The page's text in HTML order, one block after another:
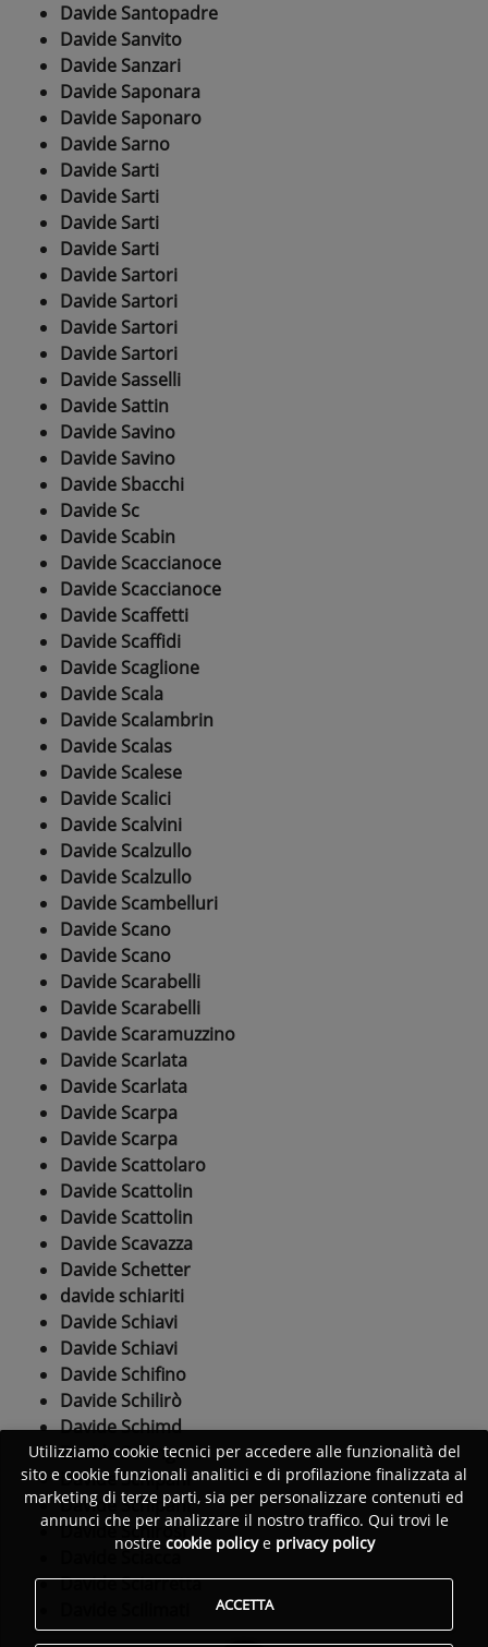
Davide Santopadre
Davide Sanvito
Davide Sanzari
Davide Saponara
Davide Saponaro
Davide Sarno
Davide Sarti
Davide Sarti
Davide Sarti
Davide Sarti
Davide Sartori
Davide Sartori
Davide Sartori
Davide Sartori
Davide Sasselli
Davide Sattin
Davide Savino
Davide Savino
Davide Sbacchi
Davide Sc
Davide Scabin
Davide Scaccianoce
Davide Scaccianoce
Davide Scaffetti
Davide Scaffidi
Davide Scaglione
Davide Scala
Davide Scalambrin
Davide Scalas
Davide Scalese
Davide Scalici
Davide Scalvini
Davide Scalzullo
Davide Scalzullo
Davide Scambelluri
Davide Scano
Davide Scano
Davide Scarabelli
Davide Scarabelli
Davide Scaramuzzino
Davide Scarlata
Davide Scarlata
Davide Scarpa
Davide Scarpa
Davide Scattolaro
Davide Scattolin
Davide Scattolin
Davide Scavazza
Davide Schetter
davide schiariti
Davide Schiavi
Davide Schiavi
Davide Schifino
Davide Schilirò
Davide Schimd
Davide Schingaro
Davide Schipani
Davide Schipani
Davide Schirosi
Davide Sciarretta
Utilizziamo cookie tecnici per accedere alle funzionalità del
sito e cookie funzionali analitici e di profilazione finalizzata al
marketing di terze parti, sia per personalizzare contenuti ed
annunci che per analizzare il nostro traffico. Qui trovi le
nostre cookie policye privacy policy
ACCETTA